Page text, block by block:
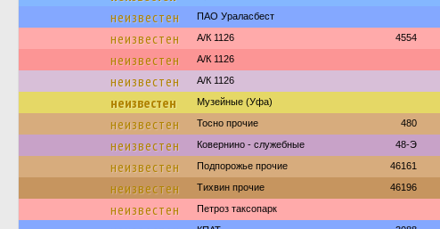
неизвестен ПАО Ураласбест
неизвестен А/К 1126 4554
неизвестен А/К 1126
неизвестен А/К 1126
неизвестен Музейные (Уфа)
неизвестен Тосно прочие 480
неизвестен Ковернино - служебные 48-Э
неизвестен Подпорожье прочие 46161
неизвестен Тихвин прочие 46196
неизвестен Петроз таксопарк